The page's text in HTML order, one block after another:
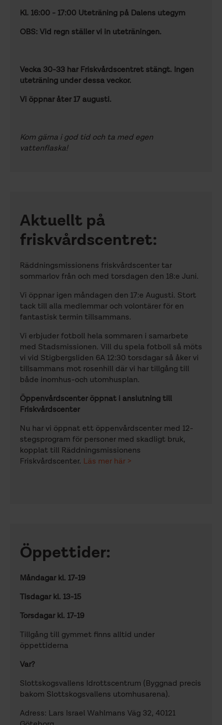
Kl. 16:00 - 17:00 Uteträning på Dalens utegym
OBS: Vid regn ställer vi in uteträningen.
Vecka 30-33 har Friskvårdscentret stängt. Ingen
uteträning under dessa veckor.
Vi öppnar åter 17 augusti.
Kom gärna i god tid och ta med egen
vattenflaska!
Aktuellt på
friskvårdscentret:
Räddningsmissionens friskvårdscenter tar
sommarlov från och med torsdagen den 18:e Juni.
Vi öppnar igen måndagen den 17:e Augusti. Stort
tack till alla medlemmar och volontärer för en
fantastisk termin tillsammans.
Vi erbjuder fotboll hela sommaren i samarbete
med Stadsmissionen. Vill du spela fotboll så möts
vi vid Stigbergsliden 6A 12:30 torsdagar så åker vi
tillsammans mot rosenhill där vi har tillgång till
både inomhus-och utomhusplan.
Öppenvårdscenter öppnat i anslutning till
Friskvårdscenter
Nu har vi öppnat ett öppenvårdscenter med 12-
stegsprogram för personer med skadligt bruk,
kopplat till Räddningsmissionens
Friskvårdscenter. Läs mer här >
Öppettider:
Måndagar kl. 17-19
Tisdagar kl. 13-15
Torsdagar kl. 17-19
Tillgång till gymmet finns alltid under
öppettiderna
Var?
Slottskogsvallens Idrottscentrum (Byggnad precis
bakom Slottskogsvallens utomhusarena).
Adress: Lars Israel Wahlmans Väg 32, 40121